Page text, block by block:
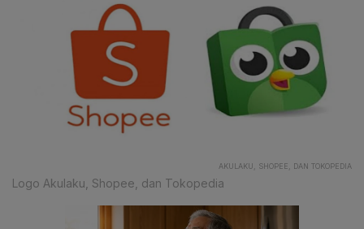
AKULAKU, SHOPEE, DAN TOKOPEDIA
Logo Akulaku, Shopee, dan Tokopedia